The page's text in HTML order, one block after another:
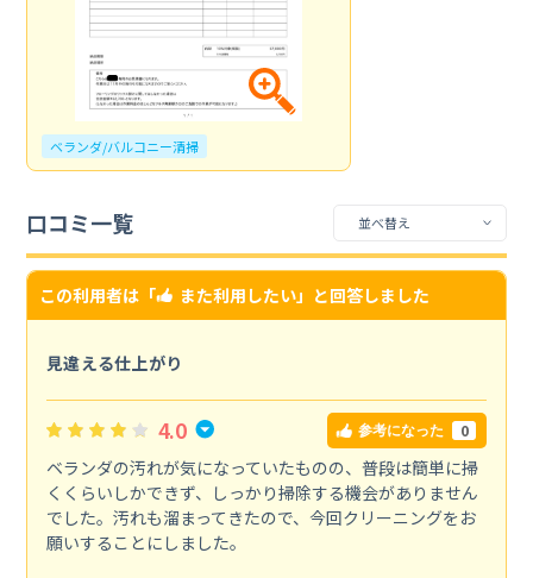
ベランダ/バルコニー清掃
口コミ一覧
この利用者は「 また利用したい」と回答しました
見違える仕上がり
4.0 参考になった 0
ベランダの汚れが気になっていたものの、普段は簡単に掃
くくらいしかできず、しっかり掃除する機会がありません
でした。汚れも溜まってきたので、今回クリーニングをお
願いすることにしました。